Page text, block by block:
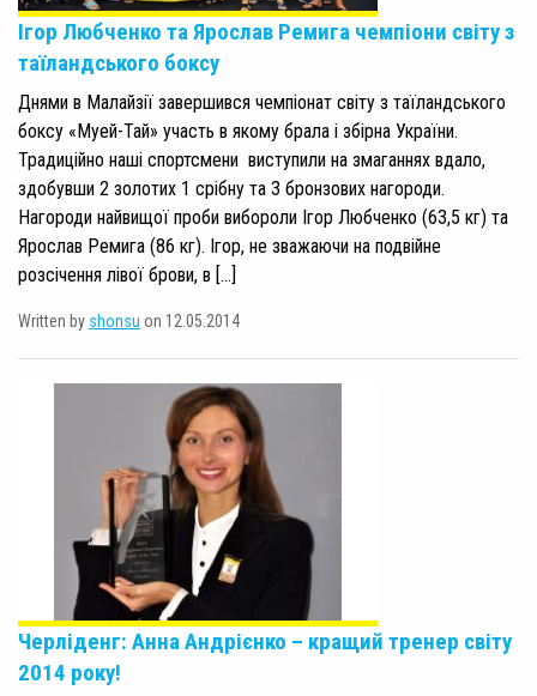
Ігор Любченко та Ярослав Ремига чемпіони світу з
таїландського боксу
Днями в Малайзії завершився чемпіонат світу з таїландського
боксу «Муей-Тай» участь в якому брала і збірна України.
Традиційно наші спортсмени виступили на змаганнях вдало,
здобувши 2 золотих 1 срібну та 3 бронзових нагороди.
Нагороди найвищої проби вибороли Ігор Любченко (63,5 кг) та
Ярослав Ремига (86 кг). Ігор, не зважаючи на подвійне
розсічення лівої брови, в […]
Written by shonsu on 12.05.2014
Черліденг: Анна Андрієнко – кращий тренер світу
2014 року!